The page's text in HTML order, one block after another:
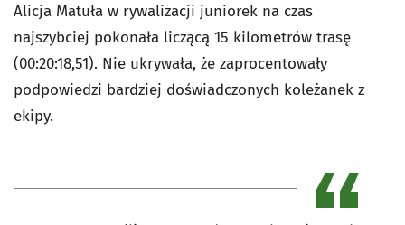
Alicja Matuła w rywalizacji juniorek na czas
najszybciej pokonała liczącą 15 kilometrów trasę
(00:20:18,51). Nie ukrywała, że zaprocentowały
podpowiedzi bardziej doświadczonych koleżanek z
ekipy.